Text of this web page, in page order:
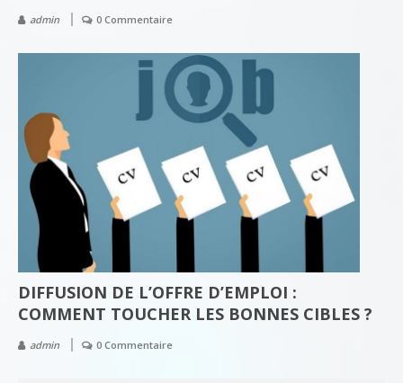
admin 0 Commentaire
DIFFUSION DE L’OFFRE D’EMPLOI :
COMMENT TOUCHER LES BONNES CIBLES ?
admin 0 Commentaire